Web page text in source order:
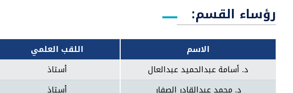
رؤساء القسم:
الاسم اللقب العلمي
د. أسامة عبدالحميد عبدالعال
أستاذ
د. محمد عبدالقادر الصفار
أستاذ